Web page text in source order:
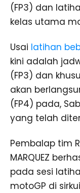
(FP3) dan
kelas utama
Usai latihan
kini adalah
(FP3) dan
akan
(FP4) pada,
yang telah
Pembalap tim
MARQUEZ
pada sesi
motoGP di